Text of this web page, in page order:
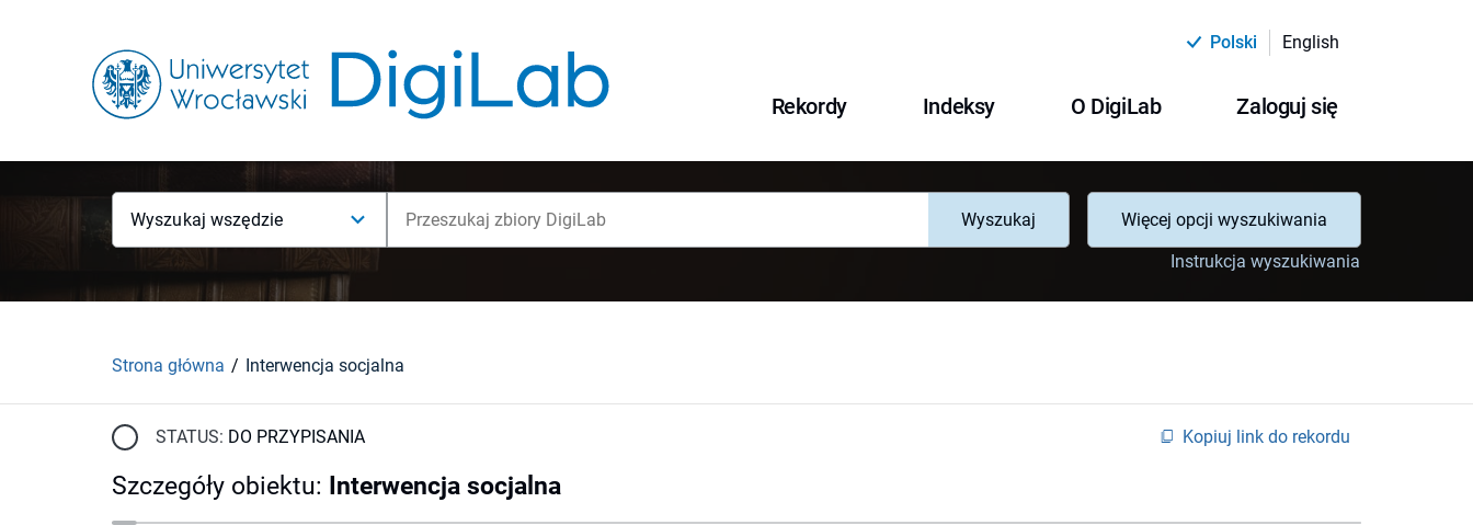
Polski English
Rekordy Indeksy O DigiLab Zaloguj się
Wyszukaj wszędzie Wyszukaj
Więcej opcji wyszukiwania
Instrukcja wyszukiwania
Strona główna Interwencja socjalna
STATUS: DO PRZYPISANIA Kopiuj link do rekordu
Szczegóły obiektu: Interwencja socjalna